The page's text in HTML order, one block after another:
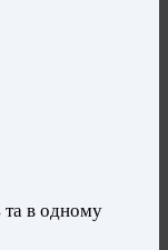
та в одному